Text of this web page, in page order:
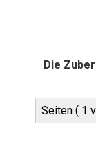
Die
Seiten ( 1